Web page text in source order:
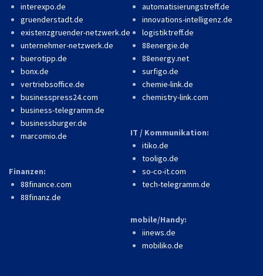
interexpo.de
gruenderstadt.de
existenzgruender-netzwerk.de
unternehmer-netzwerk.de
buerotipp.de
bonx.de
vertriebsoffice.de
businesspress24.com
business-telegramm.de
businessburger.de
marcomio.de
Finanzen:
88finance.com
88finanz.de
automatisierungstreff.de
innovations-intelligenz.de
logistiktreff.de
88energie.de
88energy.net
surfigo.de
chemie-link.de
chemistry-link.com
IT / Kommunikation:
itiko.de
tooligo.de
so-co-it.com
tech-telegramm.de
mobile/Handy:
iinews.de
mobiliko.de